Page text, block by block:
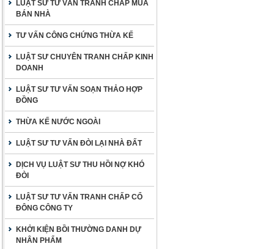
LUẬT SƯ TƯ VẤN TRANH CHẤP MUA
BÁN NHÀ
TƯ VẤN CÔNG CHỨNG THỪA KẾ
LUẬT SƯ CHUYÊN TRANH CHẤP KINH
DOANH
LUẬT SƯ TƯ VẤN SOẠN THẢO HỢP
ĐỒNG
THỪA KẾ NƯỚC NGOÀI
LUẬT SƯ TƯ VẤN ĐÒI LẠI NHÀ ĐẤT
DỊCH VỤ LUẬT SƯ THU HỒI NỢ KHÓ
ĐÒI
LUẬT SƯ TƯ VẤN TRANH CHẤP CỔ
ĐÔNG CÔNG TY
KHỞI KIỆN BỒI THƯỜNG DANH DỰ
NHÂN PHẨM